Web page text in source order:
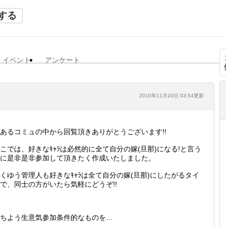
る
イベント アンケート
2010年11月20日 03:54更新
るコミュの中から回覧頂きありがとうございます!!
では、好きなｷｬﾗは必然的に全て自分の嫁(旦那)になる!と言う
是非是非参加して頂きたく作成いたしました。
ゆう管理人も好きなｷｬﾗは全て自分の嫁(旦那)にしたがるタイ
、同士の方がいたら気軽にどうぞ!!
よう生意気参加条件的なものを…